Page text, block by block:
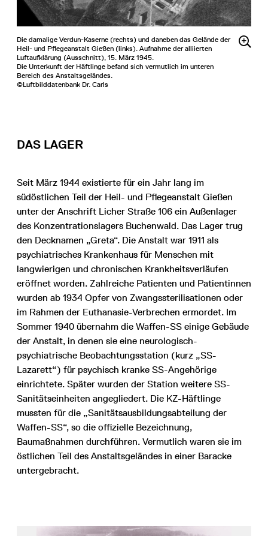
Die damalige Verdun-Kaserne (rechts) und daneben das Gelände der
Heil- und Pflegeanstalt Gießen (links). Aufnahme der alliierten
Luftaufklärung (Ausschnitt), 15. März 1945.
Die Unterkunft der Häftlinge befand sich vermutlich im unteren
Bereich des Anstaltsgeländes.
©Luftbilddatenbank Dr. Carls
DAS LAGER
Seit März 1944 existierte für ein Jahr lang im
südöstlichen Teil der Heil- und Pflegeanstalt Gießen
unter der Anschrift Licher Straße 106 ein Außenlager
des Konzentrationslagers Buchenwald. Das Lager trug
den Decknamen „Greta“. Die Anstalt war 1911 als
psychiatrisches Krankenhaus für Menschen mit
langwierigen und chronischen Krankheitsverläufen
eröffnet worden. Zahlreiche Patienten und Patientinnen
wurden ab 1934 Opfer von Zwangssterilisationen oder
im Rahmen der Euthanasie-Verbrechen ermordet. Im
Sommer 1940 übernahm die Waffen-SS einige Gebäude
der Anstalt, in denen sie eine neurologisch-
psychiatrische Beobachtungsstation (kurz „SS-
Lazarett“) für psychisch kranke SS-Angehörige
einrichtete. Später wurden der Station weitere SS-
Sanitätseinheiten angegliedert. Die KZ-Häftlinge
mussten für die „Sanitätsausbildungsabteilung der
Waffen-SS“, so die offizielle Bezeichnung,
Baumaßnahmen durchführen. Vermutlich waren sie im
östlichen Teil des Anstaltsgeländes in einer Baracke
untergebracht.